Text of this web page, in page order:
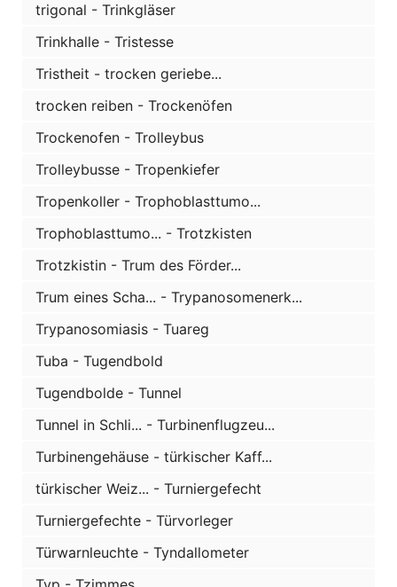
trigonal - Trinkgläser
Trinkhalle - Tristesse
Tristheit - trocken geriebe...
trocken reiben - Trockenöfen
Trockenofen - Trolleybus
Trolleybusse - Tropenkiefer
Tropenkoller - Trophoblasttumo...
Trophoblasttumo... - Trotzkisten
Trotzkistin - Trum des Förder...
Trum eines Scha... - Trypanosomenerk...
Trypanosomiasis - Tuareg
Tuba - Tugendbold
Tugendbolde - Tunnel
Tunnel in Schli... - Turbinenflugzeu...
Turbinengehäuse - türkischer Kaff...
türkischer Weiz... - Turniergefecht
Turniergefechte - Türvorleger
Türwarnleuchte - Tyndallometer